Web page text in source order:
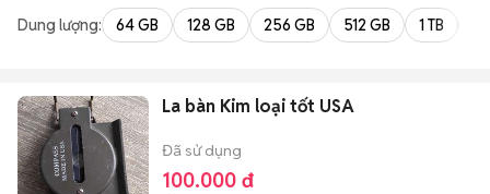
Dung lượng: 64 GB 128 GB 256 GB 512 GB 1 TB
La bàn Kim loại tốt USA
Đã sử dụng
100.000 đ